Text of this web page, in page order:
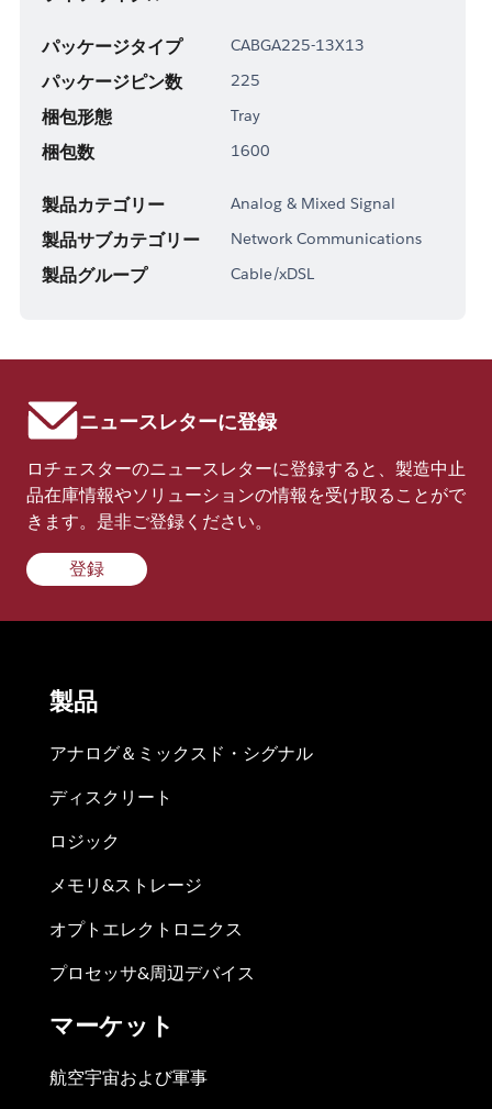
パッケージタイプ CABGA225-13X13
パッケージピン数 225
梱包形態 Tray
梱包数 1600
製品カテゴリー Analog & Mixed Signal
製品サブカテゴリー Network Communications
製品グループ Cable/xDSL
ニュースレターに登録
ロチェスターのニュースレターに登録すると、製造中止
品在庫情報やソリューションの情報を受け取ることがで
きます。是非ご登録ください。
登録
製品
アナログ＆ミックスド・シグナル
ディスクリート
ロジック
メモリ&ストレージ
オプトエレクトロニクス
プロセッサ&周辺デバイス
マーケット
航空宇宙および軍事